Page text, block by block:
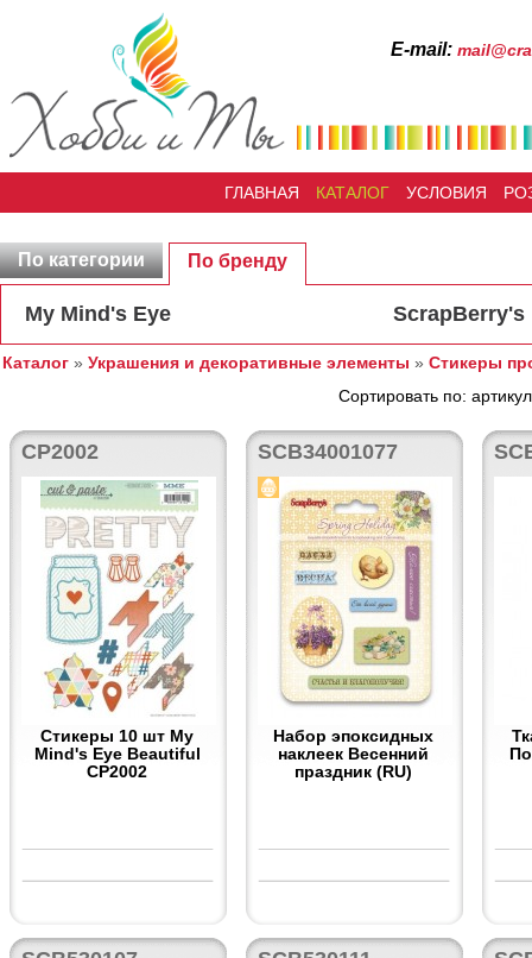
Е-mail:
ГЛАВНАЯ КАТАЛОГ УСЛОВИЯ
По категории По бренду
My Mind's Eye ScrapBerry's
Каталог » Украшения и декоративные элементы » Стикеры
Сортировать по:
CP2002
Стикеры 10 шт My
Mind's Eye Beautiful
CP2002
SCB34001077
Набор эпоксидных
наклеек Весенний
праздник (RU)